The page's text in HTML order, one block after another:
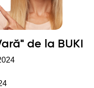
de la BUKI